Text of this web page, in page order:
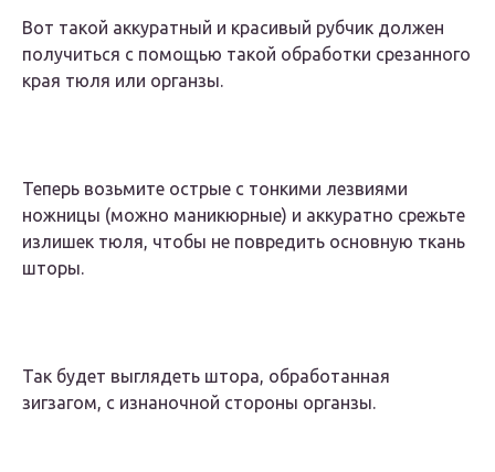
Вот такой аккуратный и красивый рубчик должен
получиться с помощью такой обработки срезанного
края тюля или органзы.
Теперь возьмите острые с тонкими лезвиями
ножницы (можно маникюрные) и аккуратно срежьте
излишек тюля, чтобы не повредить основную ткань
шторы.
Так будет выглядеть штора, обработанная
зигзагом, с изнаночной стороны органзы.